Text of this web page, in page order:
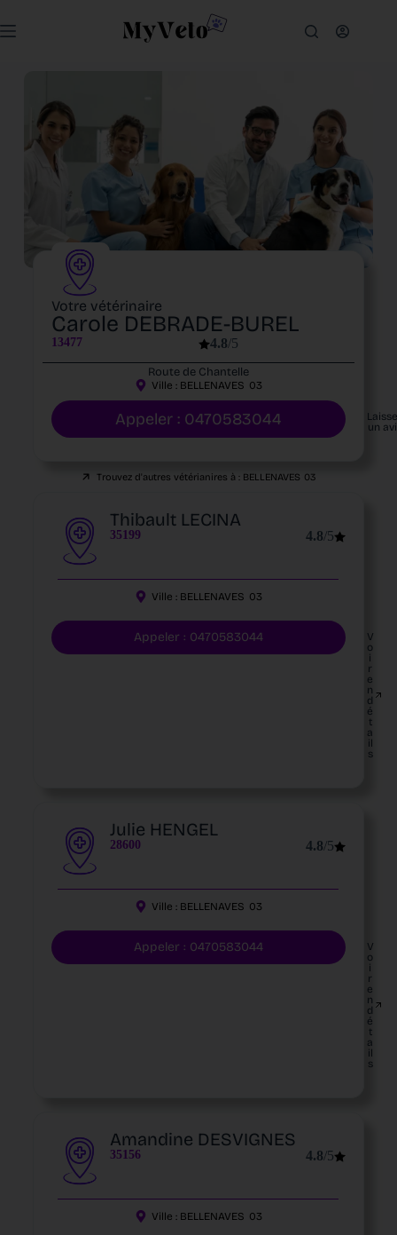
Votre vétérinaire
Carole DEBRADE-BUREL
13477 4.8/5
Route de Chantelle
Ville : BELLENAVES 03
Appeler : 0470583044
un
Trouvez d'autres vétérianires à : BELLENAVES 03
Thibault LECINA
35199 4.8/5
Ville : BELLENAVES 03
Appeler : 0470583044
V
o
i
r
e
n
d
é
t
a
il
s
Julie HENGEL
28600 4.8/5
Ville : BELLENAVES 03
Appeler : 0470583044
V
o
i
r
e
n
d
é
t
a
il
s
Amandine DESVIGNES
35156 4.8/5
Ville : BELLENAVES 03